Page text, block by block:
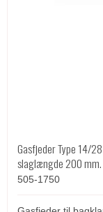
Gasfjeder Type 14/
slaglængde 200
505-1750